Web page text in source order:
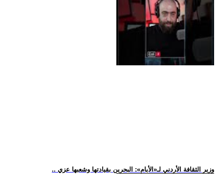
.. وزير الثقافة الأردني لـ«الأيام»: البحرين بقيادتها وشعبها عزي